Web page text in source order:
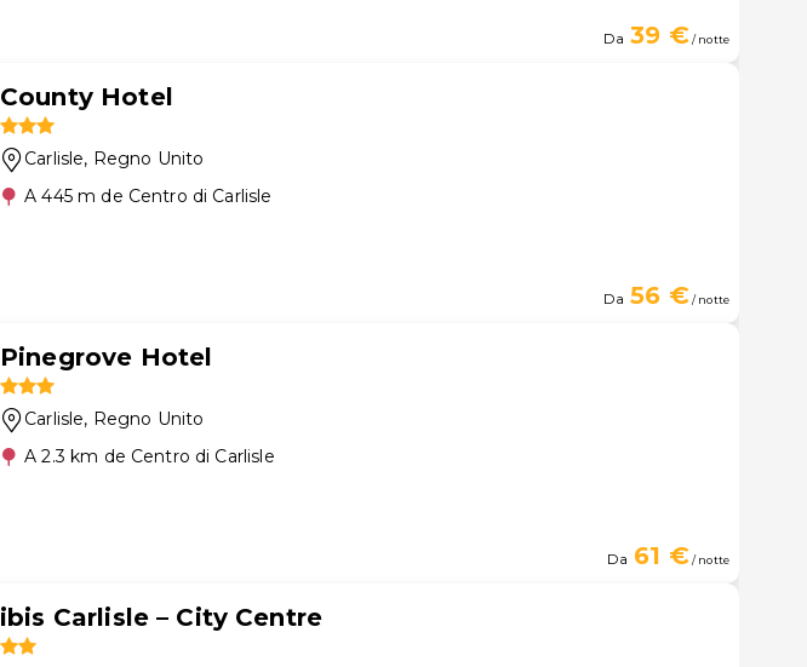
Da 39 €/ notte
County Hotel
Carlisle, Regno Unito
A 445 m de Centro di Carlisle
Da 56 €/ notte
Pinegrove Hotel
Carlisle, Regno Unito
A 2.3 km de Centro di Carlisle
Da 61 €/ notte
ibis Carlisle – City Centre